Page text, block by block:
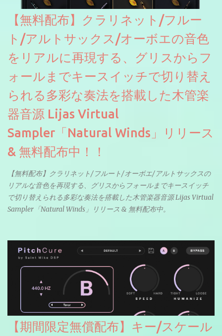
【無料配布】クラリネット/フルー
ト/アルトサックス/オーボエの音色
をリアルに再現する、グリスからフ
ォールまでキースイッチで切り替え
られる多彩な奏法を搭載した木管楽
器音源 Lijas Virtual
Sampler「Natural Winds」リリース
& 無料配布中！！
【無料配布】クラリネット/フルート/オーボエ/アルトサックスの
リアルな音色を再現する、グリスからフォールまでキースイッチ
で切り替えられる多彩な奏法を搭載した木管楽器音源 Lijas Virtual
Sampler「Natural Winds」リリース & 無料配布中。
【期間限定無償配布】キー/スケール